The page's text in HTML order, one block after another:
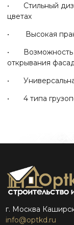
• Стильный
цветах
• Высокая
• Возможность
открывания
•
• 4 типа
г. Москва
info@optkd.ru